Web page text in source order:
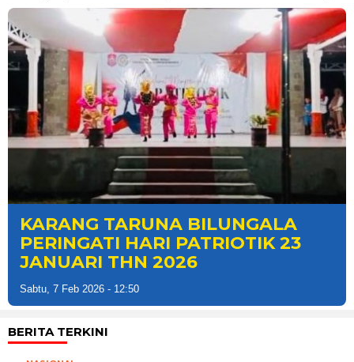
Iran dan AS sepakat lakukan
perundingan Nuklir di Oman
Sabtu, 7 Feb 2026 - 10:37
NASIONAL